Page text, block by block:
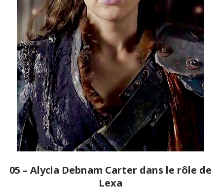
05 – Alycia Debnam Carter dans le rôle de
Lexa